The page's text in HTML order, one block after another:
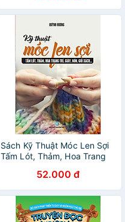
Sách Kỹ Thuật Móc Len Sợi
Tấm Lót, Thảm, Hoa Trang
Quỳnh Hương )
52.000 đ